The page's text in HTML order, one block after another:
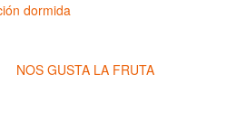
dormida
NOS GUSTA LA FRUTA